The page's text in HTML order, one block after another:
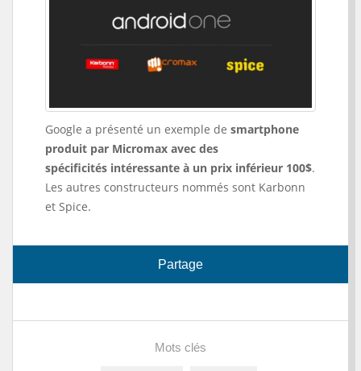
Google a présenté un exemple de smartphone
produit par Micromax avec des
spécificités intéressante à un prix inférieur 100$.
Les autres constructeurs nommés sont Karbonn
et Spice.
Partage
Mots clés